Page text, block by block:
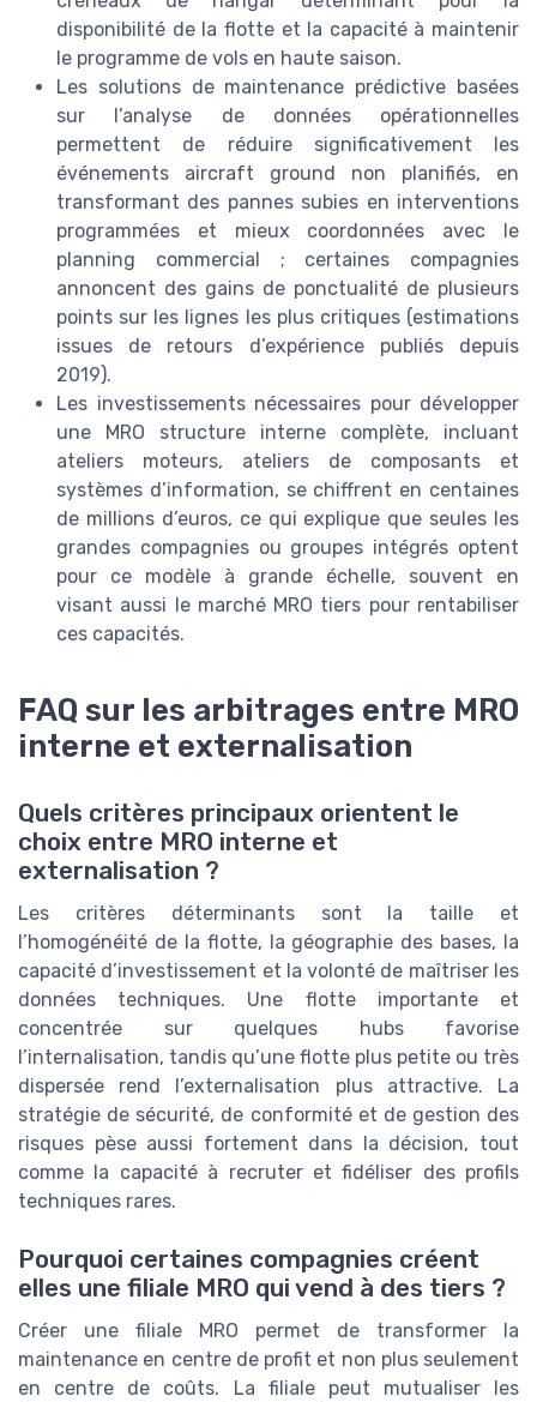
disponibilité de la flotte et la capacité à maintenir
le programme de vols en haute saison.
Les solutions de maintenance prédictive basées
sur l’analyse de données opérationnelles
permettent de réduire significativement les
événements aircraft ground non planifiés, en
transformant des pannes subies en interventions
programmées et mieux coordonnées avec le
planning commercial ; certaines compagnies
annoncent des gains de ponctualité de plusieurs
points sur les lignes les plus critiques (estimations
issues de retours d’expérience publiés depuis
2019).
Les investissements nécessaires pour développer
une MRO structure interne complète, incluant
ateliers moteurs, ateliers de composants et
systèmes d’information, se chiffrent en centaines
de millions d’euros, ce qui explique que seules les
grandes compagnies ou groupes intégrés optent
pour ce modèle à grande échelle, souvent en
visant aussi le marché MRO tiers pour rentabiliser
ces capacités.
FAQ sur les arbitrages entre MRO
interne et externalisation
Quels critères principaux orientent le
choix entre MRO interne et
externalisation ?
Les critères déterminants sont la taille et
l’homogénéité de la flotte, la géographie des bases, la
capacité d’investissement et la volonté de maîtriser les
données techniques. Une flotte importante et
concentrée sur quelques hubs favorise
l’internalisation, tandis qu’une flotte plus petite ou très
dispersée rend l’externalisation plus attractive. La
stratégie de sécurité, de conformité et de gestion des
risques pèse aussi fortement dans la décision, tout
comme la capacité à recruter et fidéliser des profils
techniques rares.
Pourquoi certaines compagnies créent
elles une filiale MRO qui vend à des tiers ?
Créer une filiale MRO permet de transformer la
maintenance en centre de profit et non plus seulement
en centre de coûts. La filiale peut mutualiser les